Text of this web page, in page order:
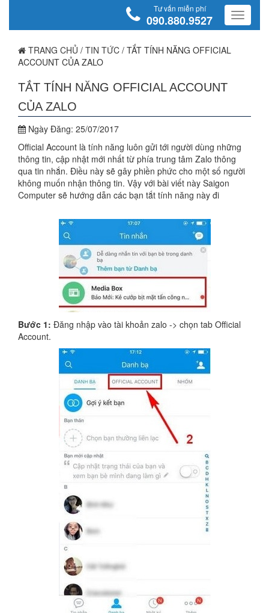
Tư vấn miễn phí
090.880.9527
TRANG CHỦ / TIN TỨC / TẮT TÍNH NĂNG OFFICIAL
ACCOUNT CỦA ZALO
TẮT TÍNH NĂNG OFFICIAL ACCOUNT
CỦA ZALO
Ngày Đăng: 25/07/2017
Official Account là tính năng luôn gửi tới người dùng những
thông tin, cập nhật mới nhất từ phía trung tâm Zalo thông
qua tin nhắn. Điều này sẽ gây phiền phức cho một số người
không muốn nhận thông tin. Vậy với bài viết này Saigon
Computer sẽ hướng dẫn các bạn tắt tính năng này đi
Bước 1: Đăng nhập vào tài khoản zalo -> chọn tab Official
Account.